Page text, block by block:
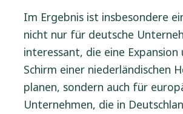
Im Ergebnis ist insbesondere
nicht nur für deutsche
interessant, die eine
Schirm einer niederländischen
planen, sondern auch für
Unternehmen, die in